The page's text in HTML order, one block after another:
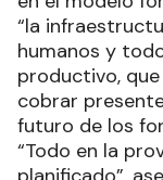
“la
humanos y
productivo,
cobrar
futuro de los
“Todo en la